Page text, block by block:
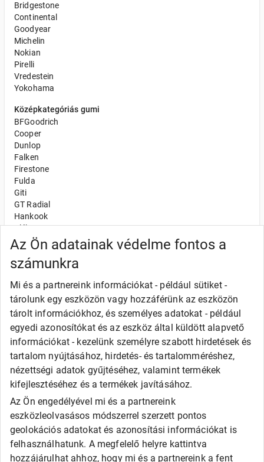
Az Ön adatainak védelme fontos a
számunkra
Mi és a partnereink információkat - például sütiket -
tárolunk egy eszközön vagy hozzáférünk az eszközön
tárolt információkhoz, és személyes adatokat - például
egyedi azonosítókat és az eszköz által küldött alapvető
információkat - kezelünk személyre szabott hirdetések és
tartalom nyújtásához, hirdetés- és tartalomméréshez,
nézettségi adatok gyűjtéséhez, valamint termékek
kifejlesztéséhez és a termékek javításához.
Az Ön engedélyével mi és a partnereink
eszközleolvasásos módszerrel szerzett pontos
geolokációs adatokat és azonosítási információkat is
felhasználhatunk. A megfelelő helyre kattintva
hozzájárulhat ahhoz, hogy mi és a partnereink a fent
Bridgestone
Continental
Goodyear
Michelin
Nokian
Pirelli
Vredestein
Yokohama
Középkategóriás gumi
BFGoodrich
Cooper
Dunlop
Falken
Firestone
Fulda
Giti
GT Radial
Hankook
Kléber
Kumho
Nexen
Semperit
Uniroyal
Olcsó gumi
Apollo
Barum
Debica
Fortune
General
Goodride
Kingstar
Laufenn
LEAO
Matador